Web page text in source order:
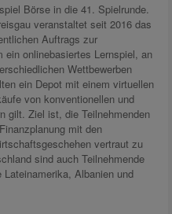
Börse in die 41. Spielrunde.
veranstaltet seit 2016 das
Auftrags zur
onlinebasiertes Lernspiel, an
Wettbewerben
ein Depot mit einem virtuellen
von konventionellen und
gilt. Ziel ist, die Teilnehmenden
mit den
vertraut zu
sind auch Teilnehmende
Albanien und